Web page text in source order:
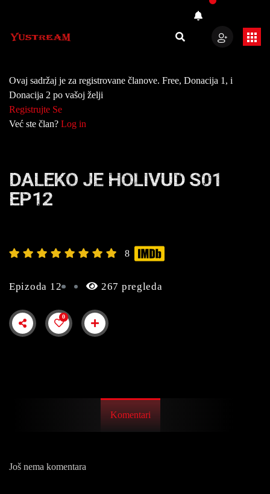
Ovaj sadržaj je za registrovane članove. Free, Donacija 1, i
Donacija 2 po vašoj želji
Registrujte Se
Već ste član? Log in
DALEKO JE HOLIVUD S01
EP12
8
Epizoda 12 267 pregleda
0
Komentari
Još nema komentara